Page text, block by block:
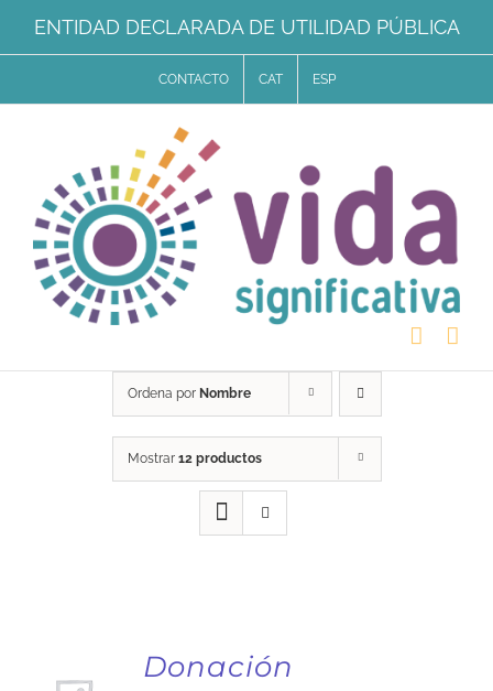
Saltar
al
ENTIDAD DECLARADA DE UTILIDAD PÚBLICA
CONTACTO CAT ESP
Ordena por Nombre
Mostrar 12 productos
AL
Donación